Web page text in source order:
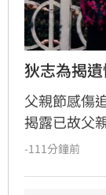
狄志為揭
父親節感傷
揭露已故父
透露，父親
-111分鐘前